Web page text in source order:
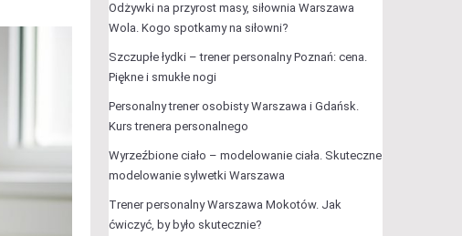
Odżywki na przyrost masy, siłownia Warszawa
Wola. Kogo spotkamy na siłowni?
Szczupłe łydki – trener personalny Poznań: cena.
Piękne i smukłe nogi
Personalny trener osobisty Warszawa i Gdańsk.
Kurs trenera personalnego
Wyrzeźbione ciało – modelowanie ciała. Skuteczne
modelowanie sylwetki Warszawa
Trener personalny Warszawa Mokotów. Jak
ćwiczyć, by było skutecznie?